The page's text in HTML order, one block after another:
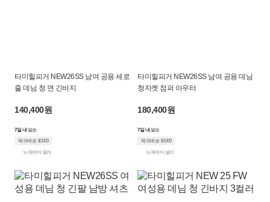
타미힐피거 NEW26SS 남여 공용 세로
줄 데님 청 면 긴바지
140,400원
7일 내 발송
해외배송 10,000
뉴욕에바 셀러
타미힐피거 NEW26SS 남여 공용 데님
청자켓 점퍼 아우터
180,400원
7일 내 발송
해외배송 10,000
뉴욕에바 셀러